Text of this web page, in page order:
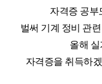
자격증 공부
벌써 기계 정비 관련
올해 실
자격증을 취득하